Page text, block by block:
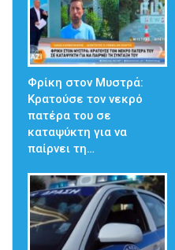
Φρίκη στον Μυστρά:
Κρατούσε τον νεκρό
πατέρα του σε
καταψύκτη για να
παίρνει τη…